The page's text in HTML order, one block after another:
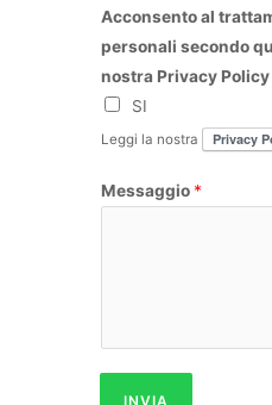
Acconsento al
personali secondo
nostra Privacy Policy
SI
Leggi la nostra Privacy
Messaggio *
INVIA